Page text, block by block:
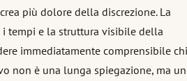
più dolore della discrezione. La
tempi e la struttura visibile della
immediatamente comprensibile chi
non è una lunga spiegazione, ma un